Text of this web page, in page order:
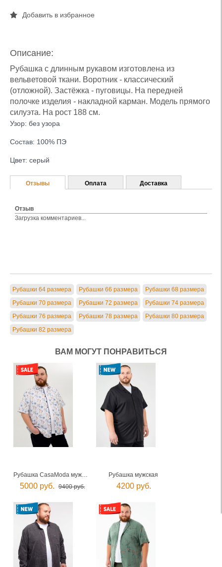
Добавить в избранное
Описание:
Рубашка с длинным рукавом изготовлена из
вельветовой ткани. Воротник - классический
(отложной). Застёжка - пуговицы. На передней
полочке изделия - накладной карман. Модель прямого
силуэта. На рост 188 см.
Узор: без узора
Состав: 100% ПЭ
Цвет: серый
Отзывы
Отзыв
Загрузка комментариев...
Оплата Доставка
Рубашки 64 размера Рубашки 66 размера
Рубашки 68 размера
Рубашки 70 размера
Рубашки 72 размера
Рубашки 74 размера
Рубашки 76 размера
Рубашки 78 размера
Рубашки 80 размера
Рубашки 82 размера
ВАМ МОГУТ ПОНРАВИТЬСЯ
Рубашка CasaModa мужская
5000 руб. 9400 руб.
Рубашка мужская
4200 руб.